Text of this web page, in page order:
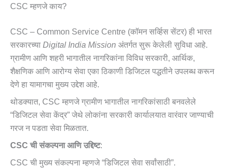
CSC म्हणजे काय?
CSC – Common Service Centre (कॉमन सर्व्हिस सेंटर) ही भारत
सरकारच्या Digital India Mission अंतर्गत सुरू केलेली सुविधा आहे.
ग्रामीण आणि शहरी भागातील नागरिकांना विविध सरकारी, आर्थिक,
शैक्षणिक आणि आरोग्य सेवा एका ठिकाणी डिजिटल पद्धतीने उपलब्ध करून
देणे हा यामागचा मुख्य उद्देश आहे.
थोडक्यात, CSC म्हणजे ग्रामीण भागातील नागरिकांसाठी बनवलेले
“डिजिटल सेवा केंद्र” जेथे लोकांना सरकारी कार्यालयात वारंवार जाण्याची
गरज न पडता सेवा मिळतात.
CSC ची संकल्पना आणि उद्दिष्ट:
CSC ची मुख्य संकल्पना म्हणजे “डिजिटल सेवा सर्वांसाठी”.